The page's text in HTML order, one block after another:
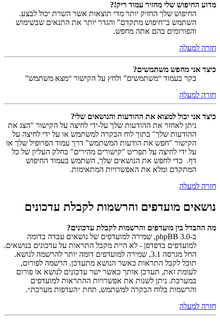
מדוע החיפוש שלי מחזיר עמוד ריק!?
החיפוש שלך החזיק יותר מדי תוצאות אשר השרת יכול לבצע.
השתמש ב“חיפוש מתקדם” והגדר יותר את התנאים שבשימוש
והפורומים בהם אתה מחפש.
חזרה למעלה
כיצד אני מחפש משתמשים?
בקר בעמוד “משתמשים” ולחץ על הקישור “מצא משתמש”
חזרה למעלה
כיצד אני יכול למצוא את ההודעות והנושאים שלי?
ניתן לאחזר את ההודעות שלך על-ידי לחיצה על הקישור "הצג את
ההודעות שלך" בתוך לוח הבקרה למשתמש או על ידי לחיצה על
הקישור "חפש את הודעות המשתמש" דרך עמוד הפרופיל שלך או
על ידי לחיצה על תפריט "קישורים מהירים" בחלק העליון של כל
דף. כדי לחפש את הנושאים שלך, השתמש בעמוד החיפוש
המתקדם ומלא את האפשרויות המתאימות.
חזרה למעלה
נושאים מועדפים והרשמות לקבלת עדכונים
מה ההבדל בין מועדפים והרשמות לקבלת עדכונים?
ב-phpBB 3.0, שמירה למועדפים של נושאים עבדה בדומה
למועדפים בדפדפן - לא היית מקבל התראות על עדכונים בנושאים.
החל מגרסה 3.1, שמירה למועדפים דומה יותר להרשמה לנושא.
תוכל לקבל התראות כאשר הנושא מתעדכן. הרשמה לפורום,
לעומת זאת, תעדכן אותך כאשר ישר עדכונים לנושא או פורום
במערכת. ניתן לשנות את אפשרויות ההתראות למועדפים
והרשמות בלוח הבקרה למשתמש, תחת ״העדפות מערכת״.
חזרה למעלה